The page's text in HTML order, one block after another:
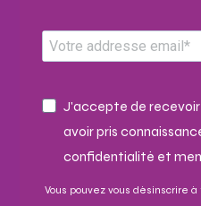
J'accepte de
avoir pris
confidentialité et
Vous pouvez vous désinscrire